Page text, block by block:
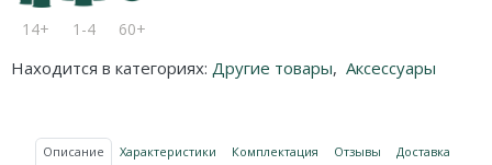
14+ 1-4 60+
Находится в категориях: Другие товары, Аксессуары
Описание Характеристики Комплектация Отзывы Доставка